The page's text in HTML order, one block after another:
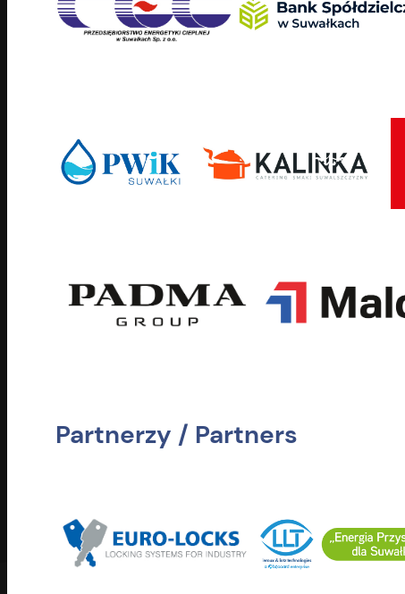
Partnerzy / Partners